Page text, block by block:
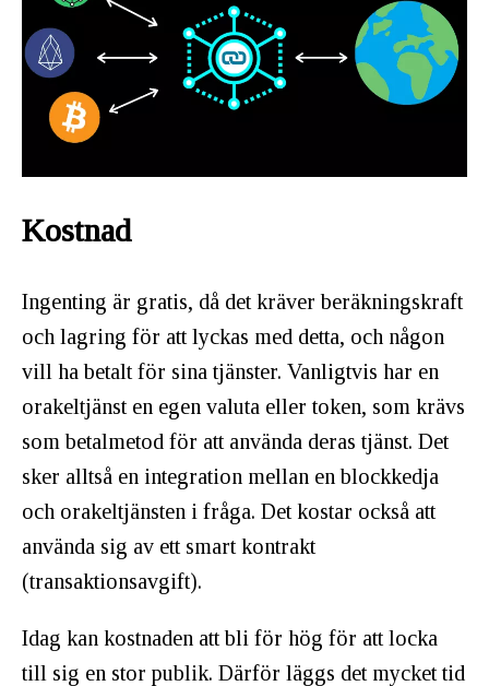
Kostnad
Ingenting är gratis, då det kräver beräkningskraft
och lagring för att lyckas med detta, och någon
vill ha betalt för sina tjänster. Vanligtvis har en
orakeltjänst en egen valuta eller token, som krävs
som betalmetod för att använda deras tjänst. Det
sker alltså en integration mellan en blockkedja
och orakeltjänsten i fråga. Det kostar också att
använda sig av ett smart kontrakt
(transaktionsavgift).
Idag kan kostnaden att bli för hög för att locka
till sig en stor publik. Därför läggs det mycket tid